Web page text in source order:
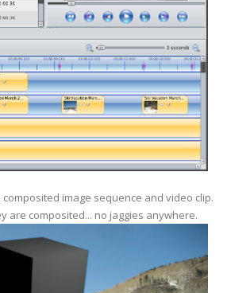
image sequence and video clip.
are composited... no jaggies anywhere.